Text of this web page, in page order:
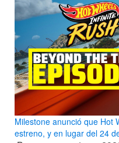
Milestone anunció que Hot
estreno, y en lugar del 24